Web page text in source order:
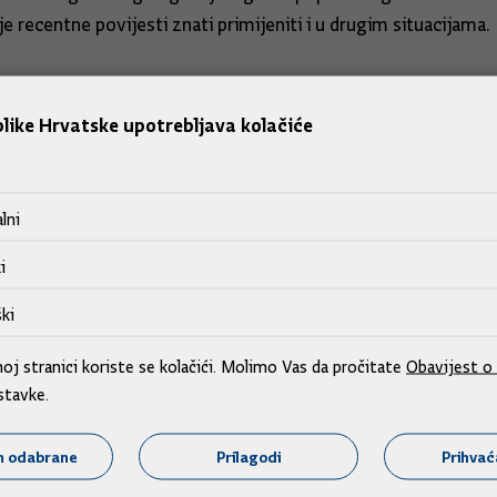
recentne povijesti znati primijeniti i u drugim situacijama.
veselim se nastavku suradnje i uvjeren sam da ćete
je pred nama'', završio je svoje obraćanje predsjednik
Hrvatske upotrebljava kolačiće
stranici koriste se kolačići. Molimo Vas da pročitate Obavijest o
odabrane Prilagodi